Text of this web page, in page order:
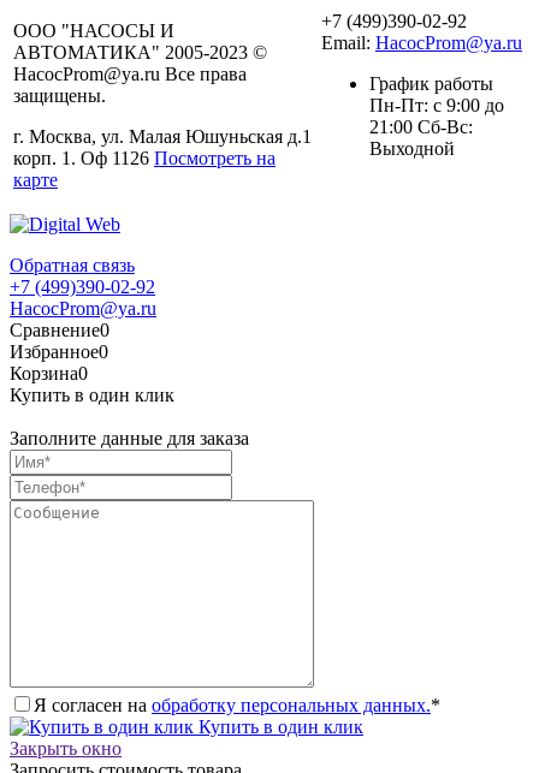
ООО "НАСОСЫ И
АВТОМАТИКА" 2005-2023 ©
HacocProm@ya.ru Все права
защищены.
г. Москва, ул. Малая Юшуньская д.1
корп. 1. Оф 1126 Посмотреть на
карте
+7 (499)390-02-92
Email: HacocProm@ya.ru
График работы
Пн-Пт: с 9:00 до
21:00 Сб-Вс:
Выходной
Обратная связь
+7 (499)390-02-92
HacocProm@ya.ru
Сравнение0
Избранное0
Корзина0
Купить в один клик
Заполните данные для заказа
Я согласен на обработку персональных данных.*
Купить в один клик
Закрыть окно